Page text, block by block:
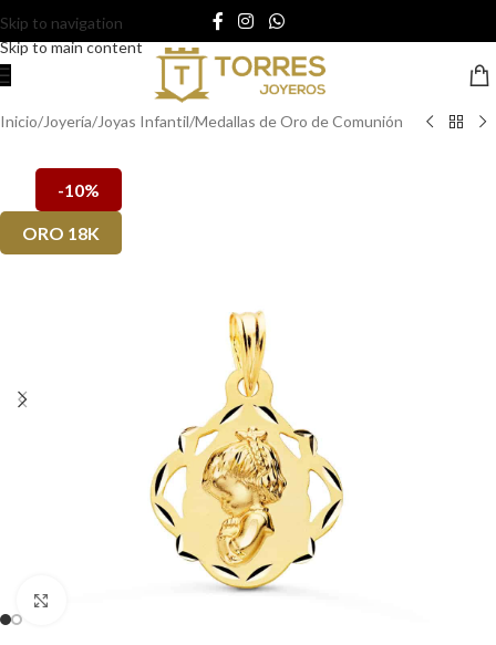
Skip to navigation
Skip to main content
Inicio/Joyería/Joyas Infantil/Medallas de Oro de Comunión
-10%
ORO 18K